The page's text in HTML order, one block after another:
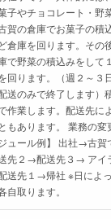
子やチョコレート・野
賀の倉庫でお菓子の積
ど倉庫を回ります。その
で野菜の積込みをして
回ります。（週２～３
送のみで終了します）
作業します。配送先に
ともあります。 業務の
ュール例】 出社→古
先２→配送先３→ アイ
送先１→帰社 ※日によ
自取ります。